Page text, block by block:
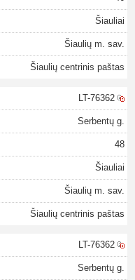
Šiauliai
Šiaulių m. sav.
Šiaulių centrinis paštas
LT-76362
Serbentų g.
48
Šiauliai
Šiaulių m. sav.
Šiaulių centrinis paštas
LT-76362
Serbentų g.